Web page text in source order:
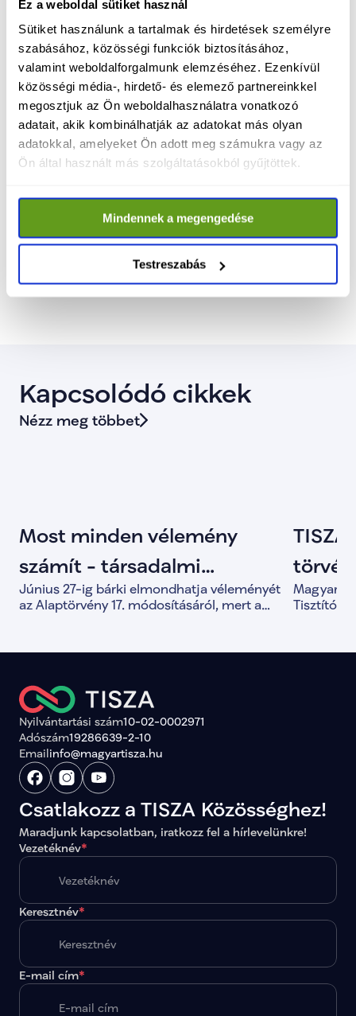
Ez a weboldal sütiket használ
Sütiket használunk a tartalmak és hirdetések személyre
szabásához, közösségi funkciók biztosításához,
valamint weboldalforgalmunk elemzéséhez. Ezenkívül
közösségi média-, hirdető- és elemező partnereinkkel
megosztjuk az Ön weboldalhasználatra vonatkozó
adatait, akik kombinálhatják az adatokat más olyan
adatokkal, amelyeket Ön adott meg számukra vagy az
Ön által használt más szolgáltatásokból gyűjtöttek.
Mindennek a megengedése
Testreszabás
De talán a legfontosabb: oktatunk,
szemléletet formálunk, felelősséget tanítunk.
Az állatvédelem nem városi hóbort, hanem
civilizációs minimum. Egy ország ereje abban
is mérhető, hogyan bánik a
legkiszolgáltatottabbakkal.
Az állatok nem tudnak szavazni – mi igen
működő, emberséges, környezet- és
állatbarát Magyarország mellett.
Kapcsolódó cikkek
Nézz meg többet
Most minden vélemény
számít - társadalmi
egyeztetés indult az
Június 27-ig bárki elmondhatja véleményét
az Alaptörvény 17. módosításáról, mert a
TISZA
Magyar
Nyilvántartási szám10-02-0002971
Adószám19286639-2-10
Emailinfo@magyartisza.hu
Csatlakozz a TISZA Közösséghez!
Maradjunk kapcsolatban, iratkozz fel a hírlevelünkre!
Vezetéknév*
Keresztnév*
E-mail cím*